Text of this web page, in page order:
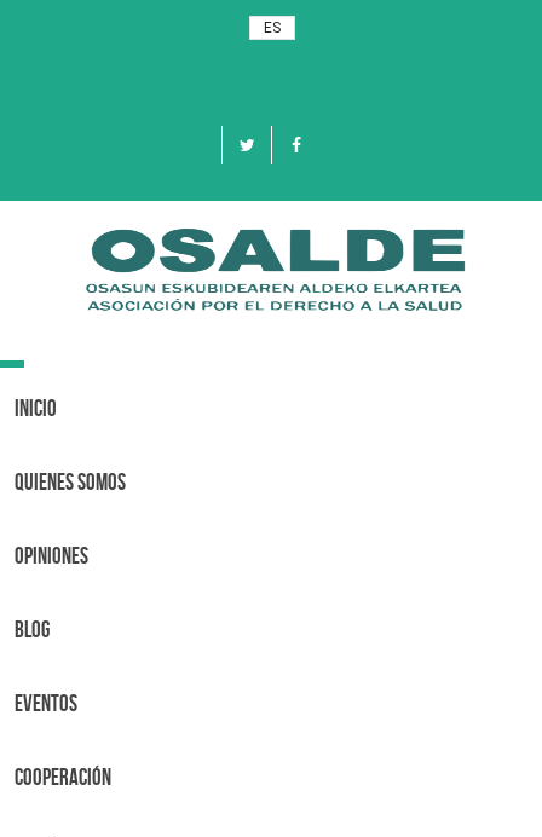
ES
Toggle
Inicio
Quienes Somos
OPINIONES
BLOG
Eventos
Cooperación